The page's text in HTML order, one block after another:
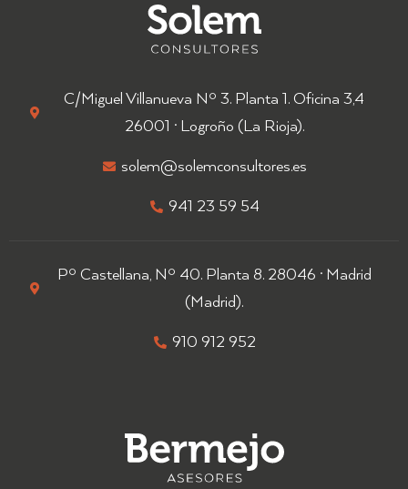
C/Miguel Villanueva Nº 3. Planta 1. Oficina 3,4
26001 · Logroño (La Rioja).​
solem@solemconsultores.es
941 23 59 54
Pº Castellana, Nº 40. Planta 8. 28046 · Madrid
(Madrid).
910 912 952